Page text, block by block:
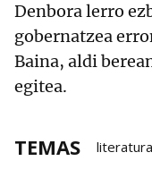
Denbora lerro
gobernatzea
Baina, aldi
egitea.
TEMAS literatura